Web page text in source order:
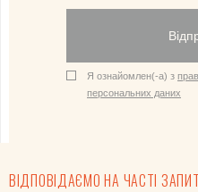
Я ознайомлен(-а) з
персональних даних
ВІДПОВІДАЄМО НА ЧАСТІ